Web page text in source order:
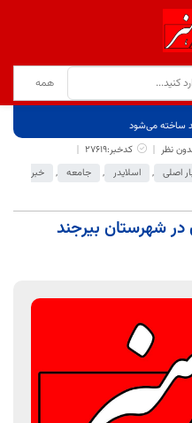
نظر
کدخبر:27619
اصلی , اسلایدر , جامعه ,
خبر
در شهرستان بیرجند